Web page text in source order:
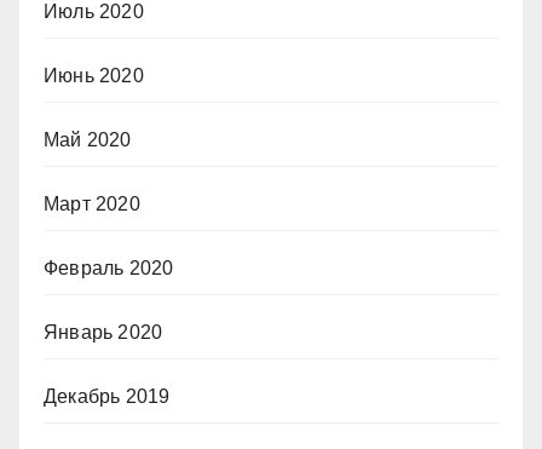
Июль 2020
Июнь 2020
Май 2020
Март 2020
Февраль 2020
Январь 2020
Декабрь 2019